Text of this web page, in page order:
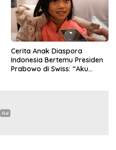
Cerita Anak Diaspora
Indonesia Bertemu Presiden
Prabowo di Swiss: “Aku